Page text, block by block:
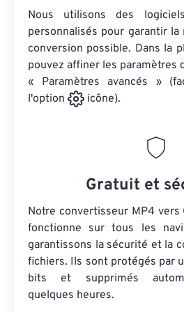
Nous utilisons des
personnalisés pour garantir
conversion possible. Dans la
pouvez affiner les paramètres
« Paramètres avancés »
l'option
icône).
Gratuit et
Notre convertisseur MP4
fonctionne sur tous les
garantissons la sécurité et la
fichiers. Ils sont protégés par
bits et supprimés
quelques heures.